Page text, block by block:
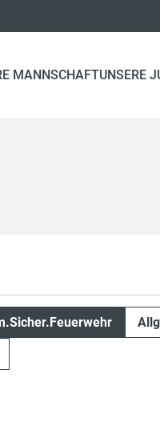
MANNSCHAFTUNSERE